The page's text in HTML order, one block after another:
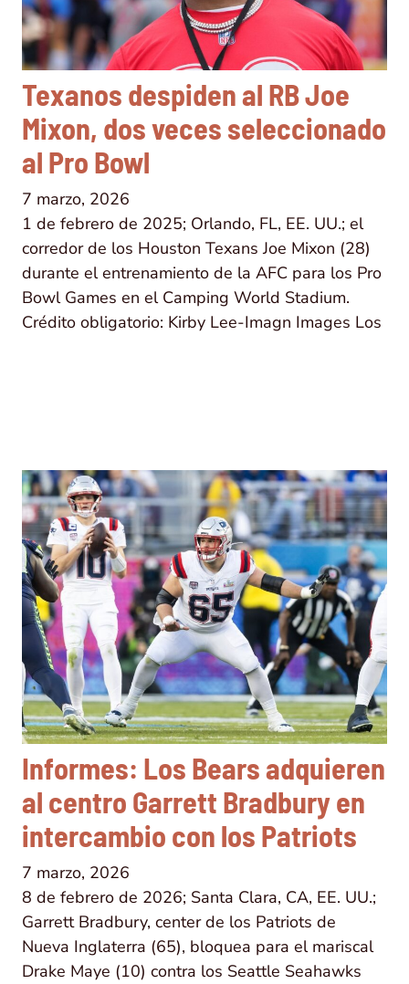
Texanos despiden al RB Joe
Mixon, dos veces seleccionado
al Pro Bowl
7 marzo, 2026
1 de febrero de 2025; Orlando, FL, EE. UU.; el
corredor de los Houston Texans Joe Mixon (28)
durante el entrenamiento de la AFC para los Pro
Bowl Games en el Camping World Stadium.
Crédito obligatorio: Kirby Lee-Imagn Images Los
Informes: Los Bears adquieren
al centro Garrett Bradbury en
intercambio con los Patriots
7 marzo, 2026
8 de febrero de 2026; Santa Clara, CA, EE. UU.;
Garrett Bradbury, center de los Patriots de
Nueva Inglaterra (65), bloquea para el mariscal
Drake Maye (10) contra los Seattle Seahawks